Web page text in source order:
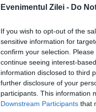
Evenimentul Zilei - Do
If you wish to opt-out of the
sensitive information for
confirm your selection.
continue seeing interest-
information disclosed to third
further disclosure of your
participants. This information
Downstream Participants that